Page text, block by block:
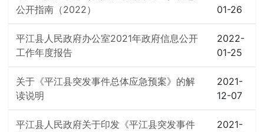
公开指南（2022）
01-26
平江县人民政府办公室2021年政府信息公开
工作年度报告
2022-
01-25
关于《平江县突发事件总体应急预案》的解
读说明
2021-
12-07
平江县人民政府关于印发《平江县突发事件
2021-